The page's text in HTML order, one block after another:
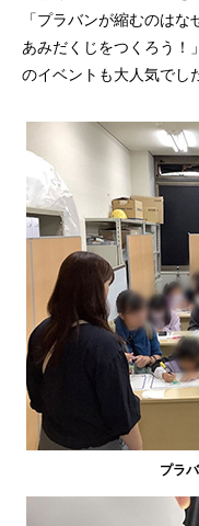
「プラバンが縮むのは
あみだくじをつくろう！
のイベントも大人気でし
プラ